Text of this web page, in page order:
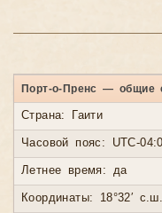
Порт-о-Пренс — общие
Страна: Гаити
Часовой пояс: UTC-
Летнее время: да
Координаты: 18°32′